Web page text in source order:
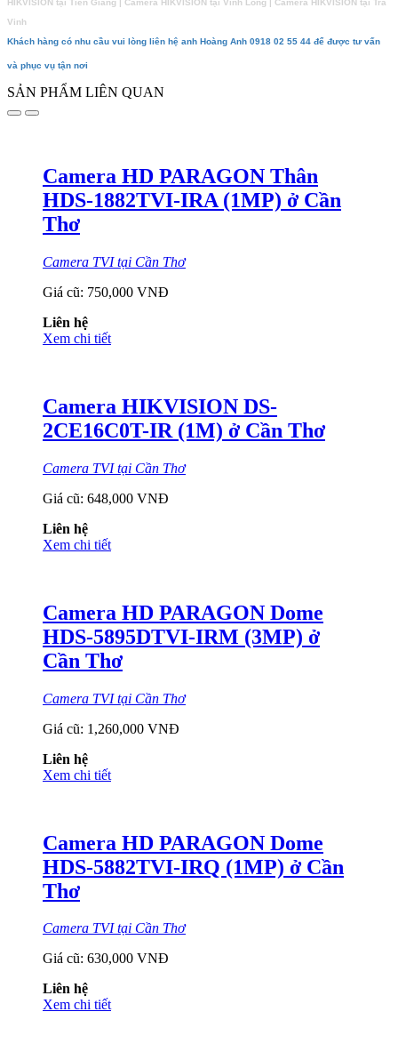
HIKVISION tại Tiền Giang | Camera HIKVISION tại Vĩnh Long | Camera HIKVISION tại Trà
Vinh
Khách hàng có nhu cầu vui lòng liên hệ anh Hoàng Anh 0918 02 55 44 để được tư vấn
và phục vụ tận nơi
SẢN PHẨM LIÊN QUAN
Camera HD PARAGON Thân
HDS-1882TVI-IRA (1MP) ở Cần
Thơ
Camera TVI tại Cần Thơ
Giá cũ: 750,000 VNĐ
Liên hệ
Xem chi tiết
Camera HIKVISION DS-
2CE16C0T-IR (1M) ở Cần Thơ
Camera TVI tại Cần Thơ
Giá cũ: 648,000 VNĐ
Liên hệ
Xem chi tiết
Camera HD PARAGON Dome
HDS-5895DTVI-IRM (3MP) ở
Cần Thơ
Camera TVI tại Cần Thơ
Giá cũ: 1,260,000 VNĐ
Liên hệ
Xem chi tiết
Camera HD PARAGON Dome
HDS-5882TVI-IRQ (1MP) ở Cần
Thơ
Camera TVI tại Cần Thơ
Giá cũ: 630,000 VNĐ
Liên hệ
Xem chi tiết